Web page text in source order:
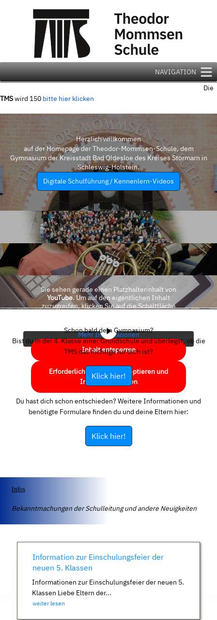
NAVIGATION
Die
TMSwird 150 bitte hier klicken
Herzlich willkommen
auf der Homepage der Theodor-Mommsen-Schule, dem
Gymnasium der Kreisstadt Bad Oldesloe des Kreises Stormarn in
Schleswig-Holstein.
Digitale Schulführung / Kennenlern-Videos
Sie sehen gerade einen Platzhalterinhalt von
YouTube. Um auf den eigentlichen Inhalt
zuzugreifen, klicken Sie auf die Schaltfläche
Mehr Informationen
Inhalt entsperren
Erforderlichen Service akzeptieren und
Inhalte entsperren
Schon bald dein Gymnasium?
Bist du in der 4. Klasse einer Grundschule und überlegst, ob die
TMS das Richtige für dich ist?
Klick hier!
Du hast dich schon entschieden? Weitere Informationen und
benötigte Formulare finden du und deine Eltern hier:
Klick hier!
Infos
Bekanntmachungen der Schulleitung und andere Neuigkeiten
Information zur Einschulungsfeier der
neuen 5. Klassen
Informationen zur Einschulungsfeier der neuen 5.
Klassen Liebe Eltern der...
weiter lesen